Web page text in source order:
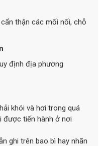
thận các mối nối, chỗ
định địa phương
khói và hơi trong quá
được tiến hành ở nơi
ghi trên bao bì hay nhãn